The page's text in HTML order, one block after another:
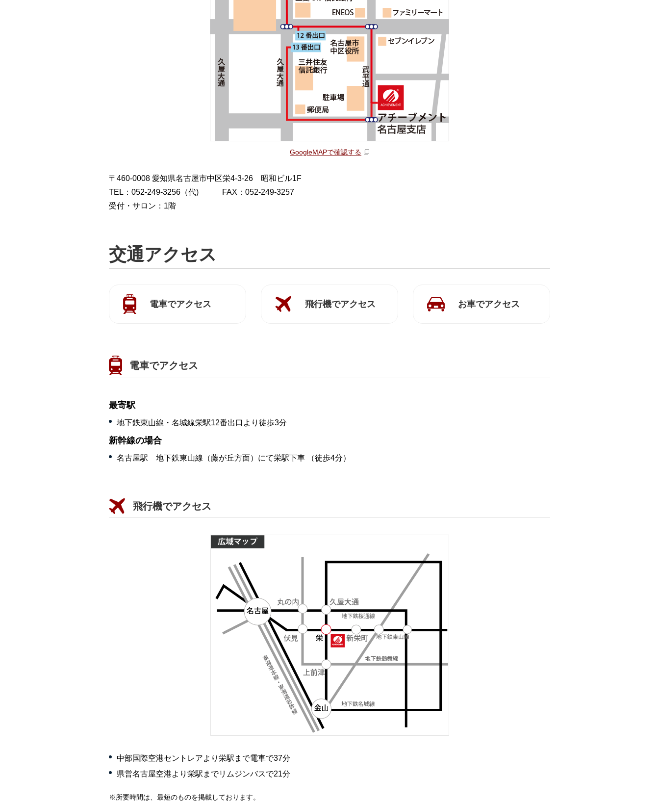
GoogleMAPで確認する
〒460-0008 愛知県名古屋市中区栄4-3-26 昭和ビル1F
TEL：052-249-3256（代) FAX：052-249-3257
受付・サロン：1階
交通アクセス
電車でアクセス 飛行機でアクセス お車でアクセス
電車でアクセス
最寄駅
地下鉄東山線・名城線栄駅12番出口より徒歩3分
新幹線の場合
名古屋駅 地下鉄東山線（藤が丘方面）にて栄駅下車 （徒歩4分）
飛行機でアクセス
中部国際空港セントレアより栄駅まで電車で37分
県営名古屋空港より栄駅までリムジンバスで21分
※所要時間は、最短のものを掲載しております。